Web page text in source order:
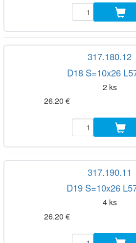
317.180.12
D18 S=10x26
2 ks
26.20 €
317.190.11
D19 S=10x26
4 ks
26.20 €